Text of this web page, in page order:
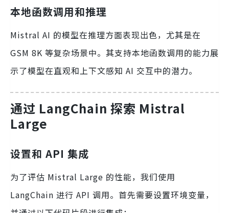
本地函数调用和推理
Mistral AI 的模型在推理方面表现出色，尤其是在
GSM 8K 等复杂场景中。其支持本地函数调用的能力展
示了模型在直观和上下文感知 AI 交互中的潜力。
通过 LangChain 探索 Mistral
Large
设置和 API 集成
为了评估 Mistral Large 的性能，我们使用
LangChain 进行 API 调用。首先需要设置环境变量，